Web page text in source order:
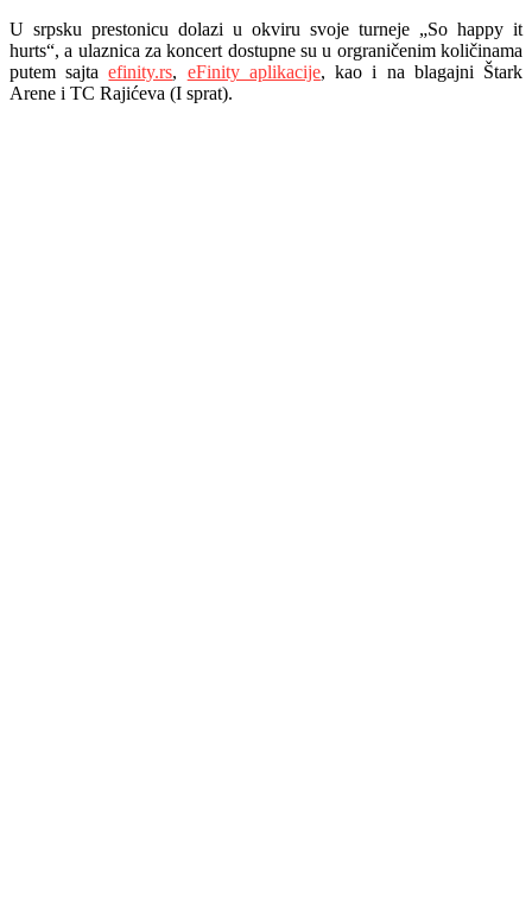
U srpsku prestonicu dolazi u okviru svoje turneje „So happy it
hurts“, a ulaznica za koncert dostupne su u orgraničenim količinama
putem sajtaefinity.rs, eFinity aplikacije, kao i na blagajni Štark
Arene i TC Rajićeva (I sprat).